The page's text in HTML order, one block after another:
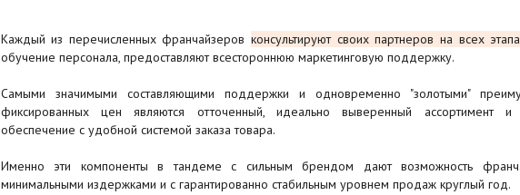
Каждый из перечисленных франчайзеровконсультируют своих партнеров на всех
обучение персонала, предоставляют всестороннюю маркетинговую поддержку.
Самыми значимыми составляющими поддержки и одновременно "золотыми"
фиксированных цен являются отточенный, идеально выверенный ассортимент и
обеспечение с удобной системой заказа товара.
Именно эти компоненты в тандеме с сильным брендом дают возможность
минимальными издержками и с гарантированно стабильным уровнем продаж круглый год.